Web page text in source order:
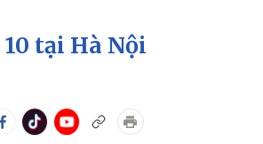
Doanh nghiệp
tại Hà Nội